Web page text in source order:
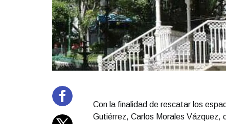
Con la finalidad de rescatar los
Gutiérrez, Carlos Morales Vázquez,